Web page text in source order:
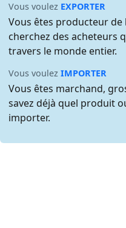
Vous voulez EXPORTER
Vous êtes producteur de
cherchez des acheteurs
travers le monde entier.
Vous voulezIMPORTER
Vous êtes marchand,
savez déjà quel produit
importer.